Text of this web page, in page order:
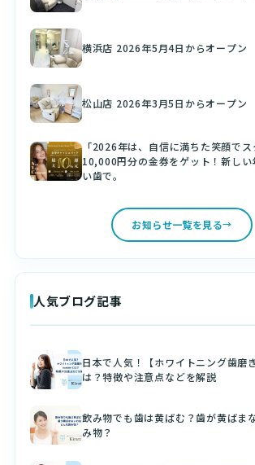
横浜店 2026年5月4日からオープン
松山店 2026年3月5日からオープン
「2026年は、自信に満ちた笑顔でス
10,000円分の金券をゲット！新しい
い歯で。
お知らせ一覧を見る
人気ブログ記事
日本で人気！【ホワイトニング歯磨
は？特徴や注意点などを解説
飲み物でも歯は黄ばむ？歯が黄ばま
み物？